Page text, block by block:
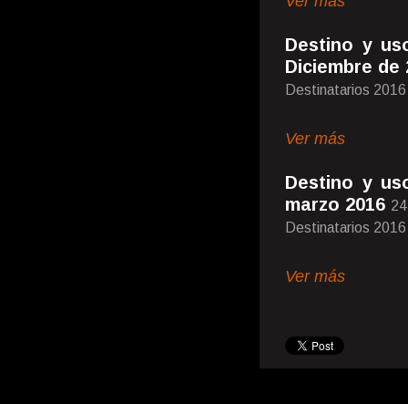
Destino y
Diciembre de
Destinatarios 2016
Ver más
Destino y
marzo 2016
Destinatarios 2016
Ver más